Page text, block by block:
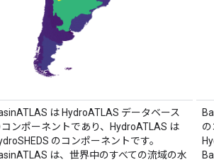
は HydroATLAS データベース
コンポーネントであり、HydroATLAS は
のコンポーネントです。
は、世界中のすべての流域の水